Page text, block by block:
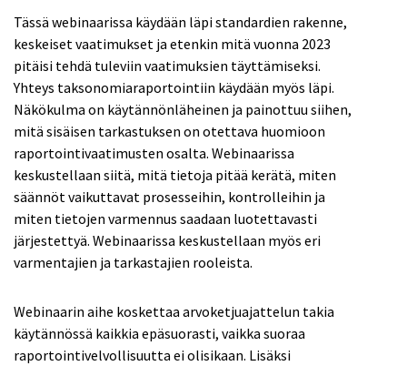
Tässä webinaarissa käydään läpi standardien rakenne,
keskeiset vaatimukset ja etenkin mitä vuonna 2023
pitäisi tehdä tuleviin vaatimuksien täyttämiseksi.
Yhteys taksonomiaraportointiin käydään myös läpi.
Näkökulma on käytännönläheinen ja painottuu siihen,
mitä sisäisen tarkastuksen on otettava huomioon
raportointivaatimusten osalta. Webinaarissa
keskustellaan siitä, mitä tietoja pitää kerätä, miten
säännöt vaikuttavat prosesseihin, kontrolleihin ja
miten tietojen varmennus saadaan luotettavasti
järjestettyä. Webinaarissa keskustellaan myös eri
varmentajien ja tarkastajien rooleista.
Webinaarin aihe koskettaa arvoketjuajattelun takia
käytännössä kaikkia epäsuorasti, vaikka suoraa
raportointivelvollisuutta ei olisikaan. Lisäksi